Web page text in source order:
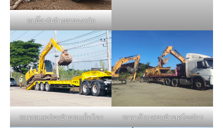
รถเฮี๊ยบรับจ้างยกของหนัก
รถเทรลเลอร์ขนย้ายรถแม็คโคร รถหางโรเบสขนย้ายเครื่องจักร